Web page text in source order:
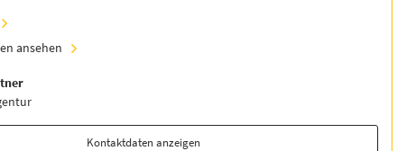
ansehen
Kontaktdaten anzeigen